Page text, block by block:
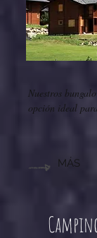
Nuestros
opción ideal
MÁS